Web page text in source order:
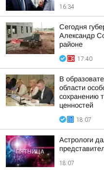
16:34
Сегодня
Александр
районе
17:40
В
области
сохранению
ценностей
18:07
Астрологи
18:07